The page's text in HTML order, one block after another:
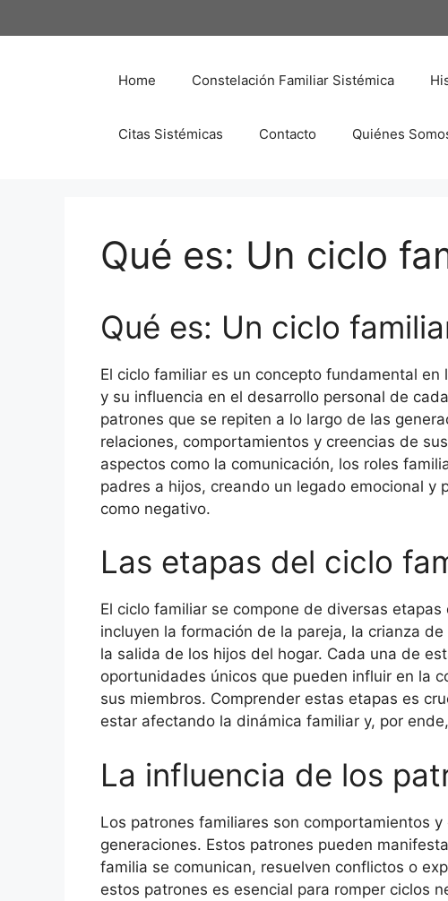
al
Home Constelación Familiar Sistémica
Citas Sistémicas Contacto Quiénes
Qué es: Un ciclo
Qué es: Un ciclo
El ciclo familiar es un concepto fundamental
y su influencia en el desarrollo personal de
patrones que se repiten a lo largo de las
relaciones, comportamientos y creencias de
aspectos como la comunicación, los roles
padres a hijos, creando un legado emocional y
como negativo.
Las etapas del ciclo
El ciclo familiar se compone de diversas
incluyen la formación de la pareja, la crianza
la salida de los hijos del hogar. Cada una de
oportunidades únicos que pueden influir en la
sus miembros. Comprender estas etapas es
estar afectando la dinámica familiar y, por
La influencia de los
Los patrones familiares son comportamientos
generaciones. Estos patrones pueden
familia se comunican, resuelven conflictos o
estos patrones es esencial para romper ciclos